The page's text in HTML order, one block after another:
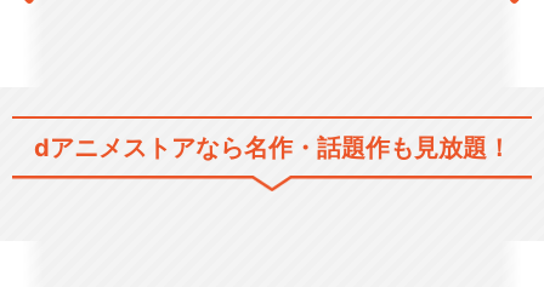
dアニメストアなら名作・話題作も見放題！